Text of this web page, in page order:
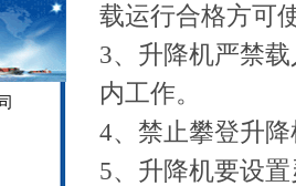
载运行合格方可
3、升降机严禁
内工作。
4、禁止攀登升
5、升降机要设